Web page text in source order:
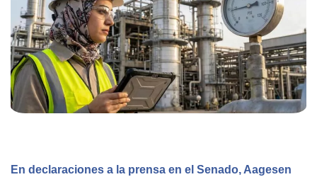
En declaraciones a la prensa en el Senado, Aagesen